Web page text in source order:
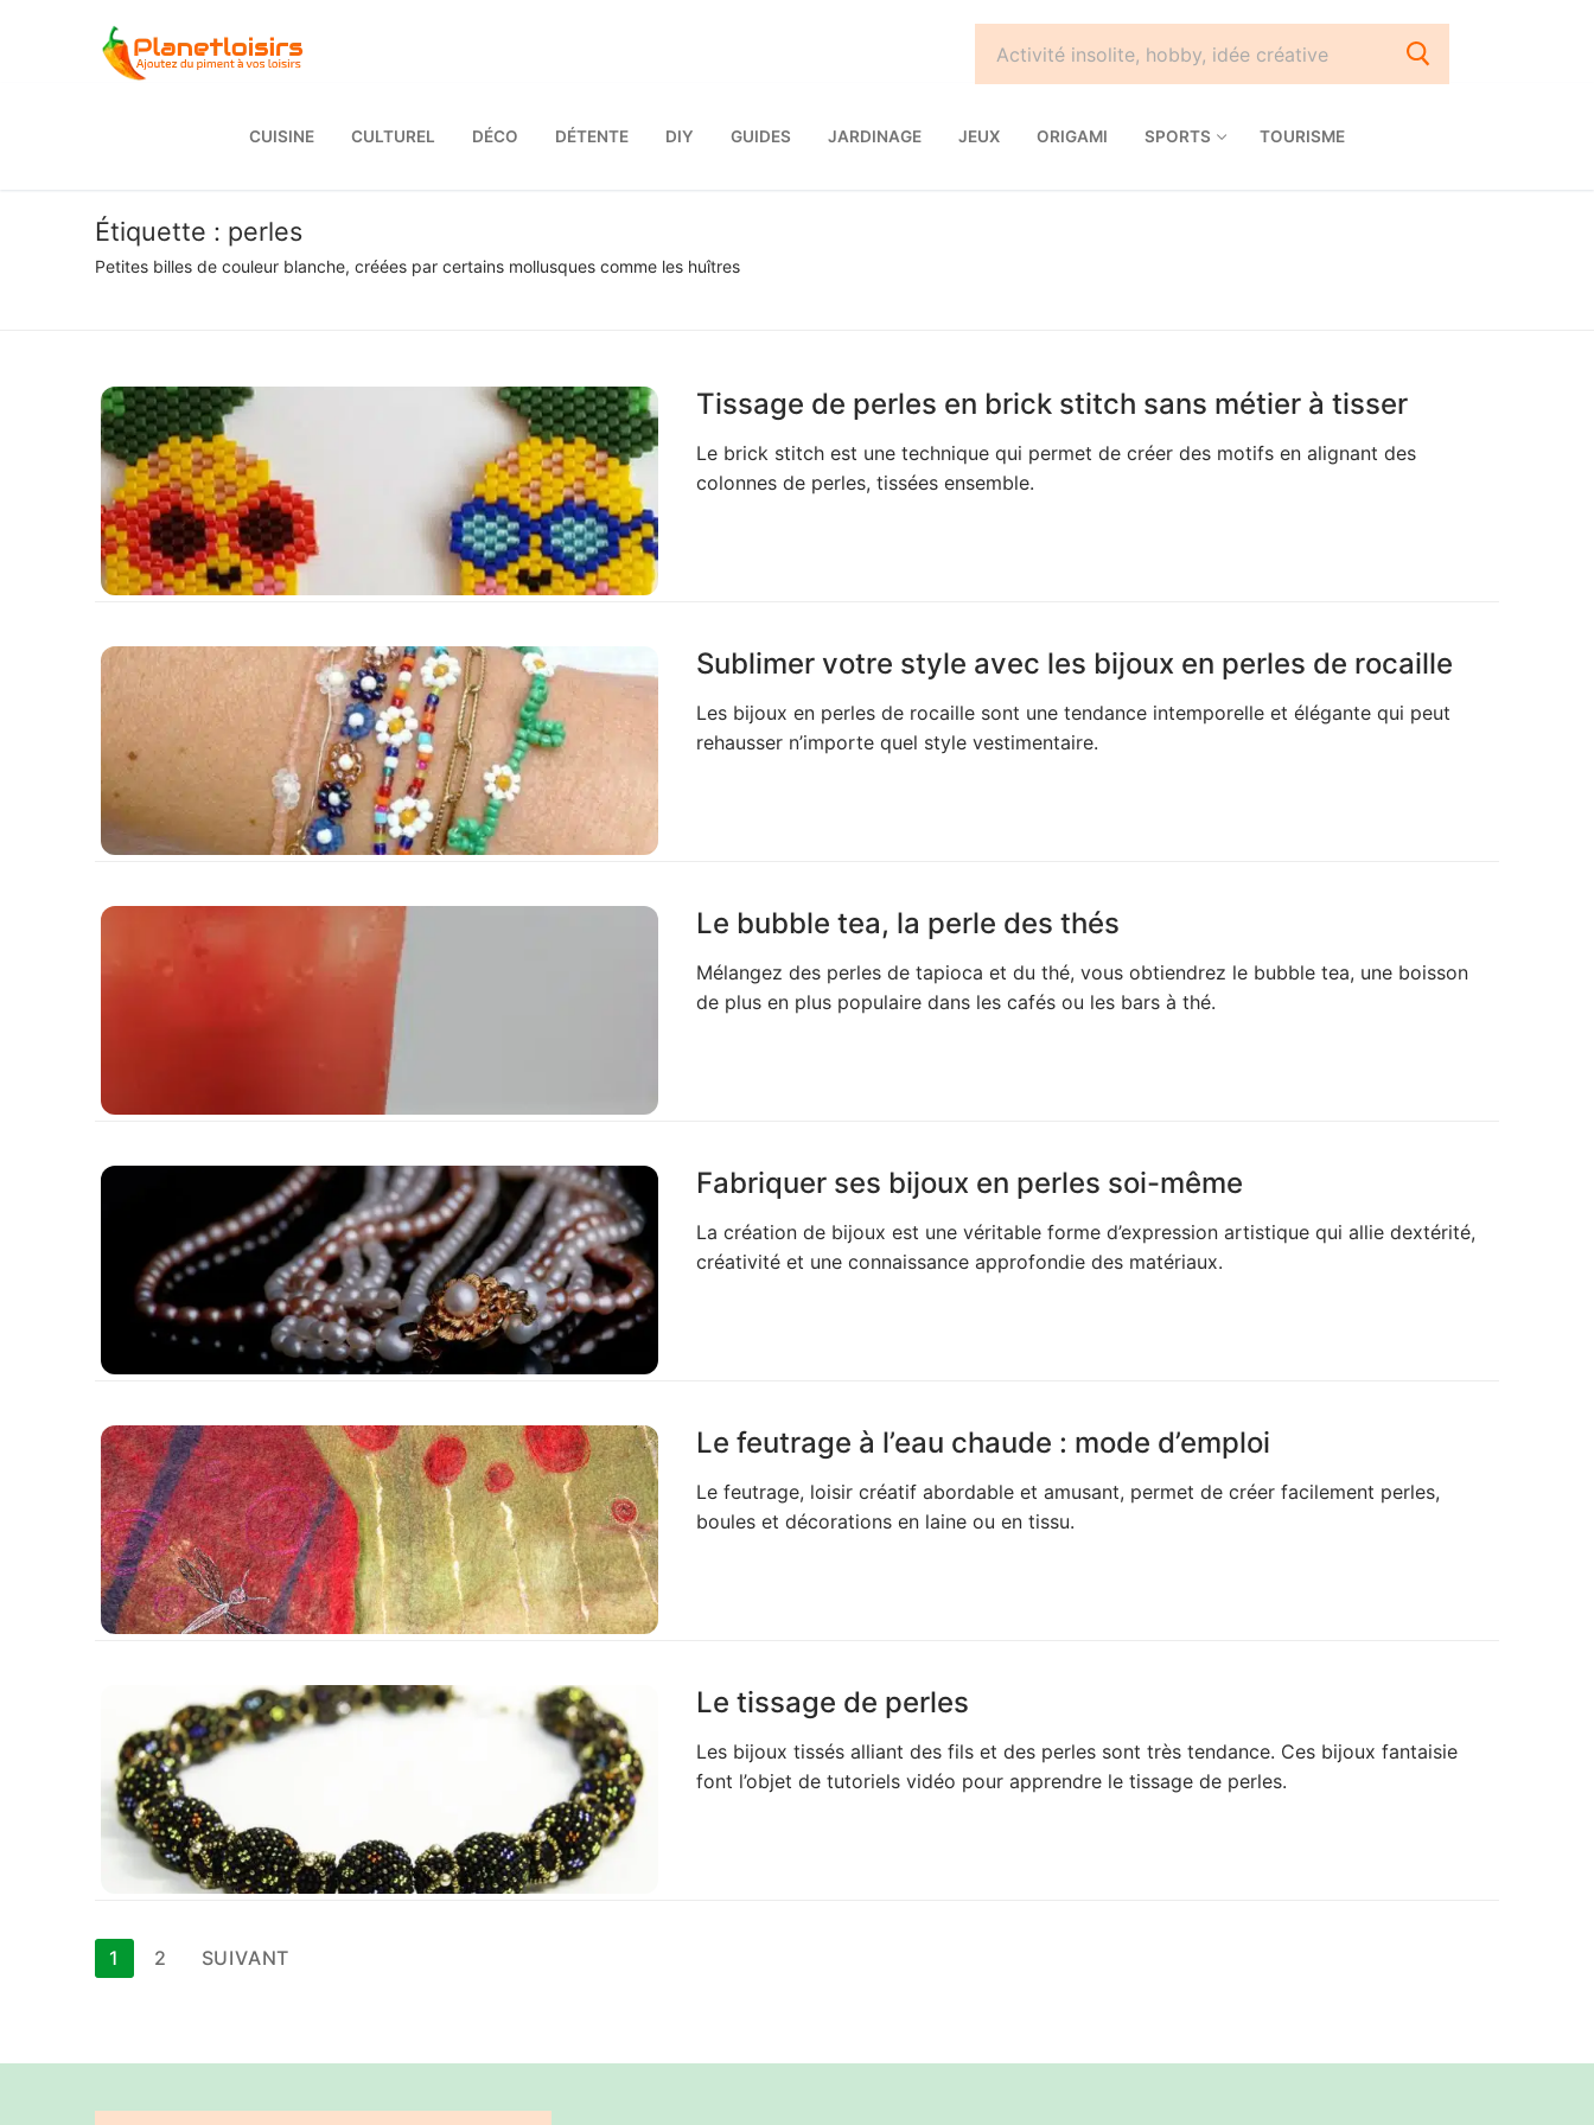
CUISINE CULTUREL DÉCO DÉTENTE DIY GUIDES JARDINAGE JEUX ORIGAMI SPORTS TOURISME
Étiquette : perles
Petites billes de couleur blanche, créées par certains mollusques comme les huîtres
Tissage de perles en brick stitch sans métier à tisser
Le brick stitch est une technique qui permet de créer des motifs en alignant des
colonnes de perles, tissées ensemble.
Sublimer votre style avec les bijoux en perles de rocaille
Les bijoux en perles de rocaille sont une tendance intemporelle et élégante qui peut
rehausser n’importe quel style vestimentaire.
Le bubble tea, la perle des thés
Mélangez des perles de tapioca et du thé, vous obtiendrez le bubble tea, une boisson
de plus en plus populaire dans les cafés ou les bars à thé.
Fabriquer ses bijoux en perles soi-même
La création de bijoux est une véritable forme d’expression artistique qui allie dextérité,
créativité et une connaissance approfondie des matériaux.
Le feutrage à l’eau chaude : mode d’emploi
Le feutrage, loisir créatif abordable et amusant, permet de créer facilement perles,
boules et décorations en laine ou en tissu.
Le tissage de perles
Les bijoux tissés alliant des fils et des perles sont très tendance. Ces bijoux fantaisie
font l’objet de tutoriels vidéo pour apprendre le tissage de perles.
Pagination
1 2 SUIVANT